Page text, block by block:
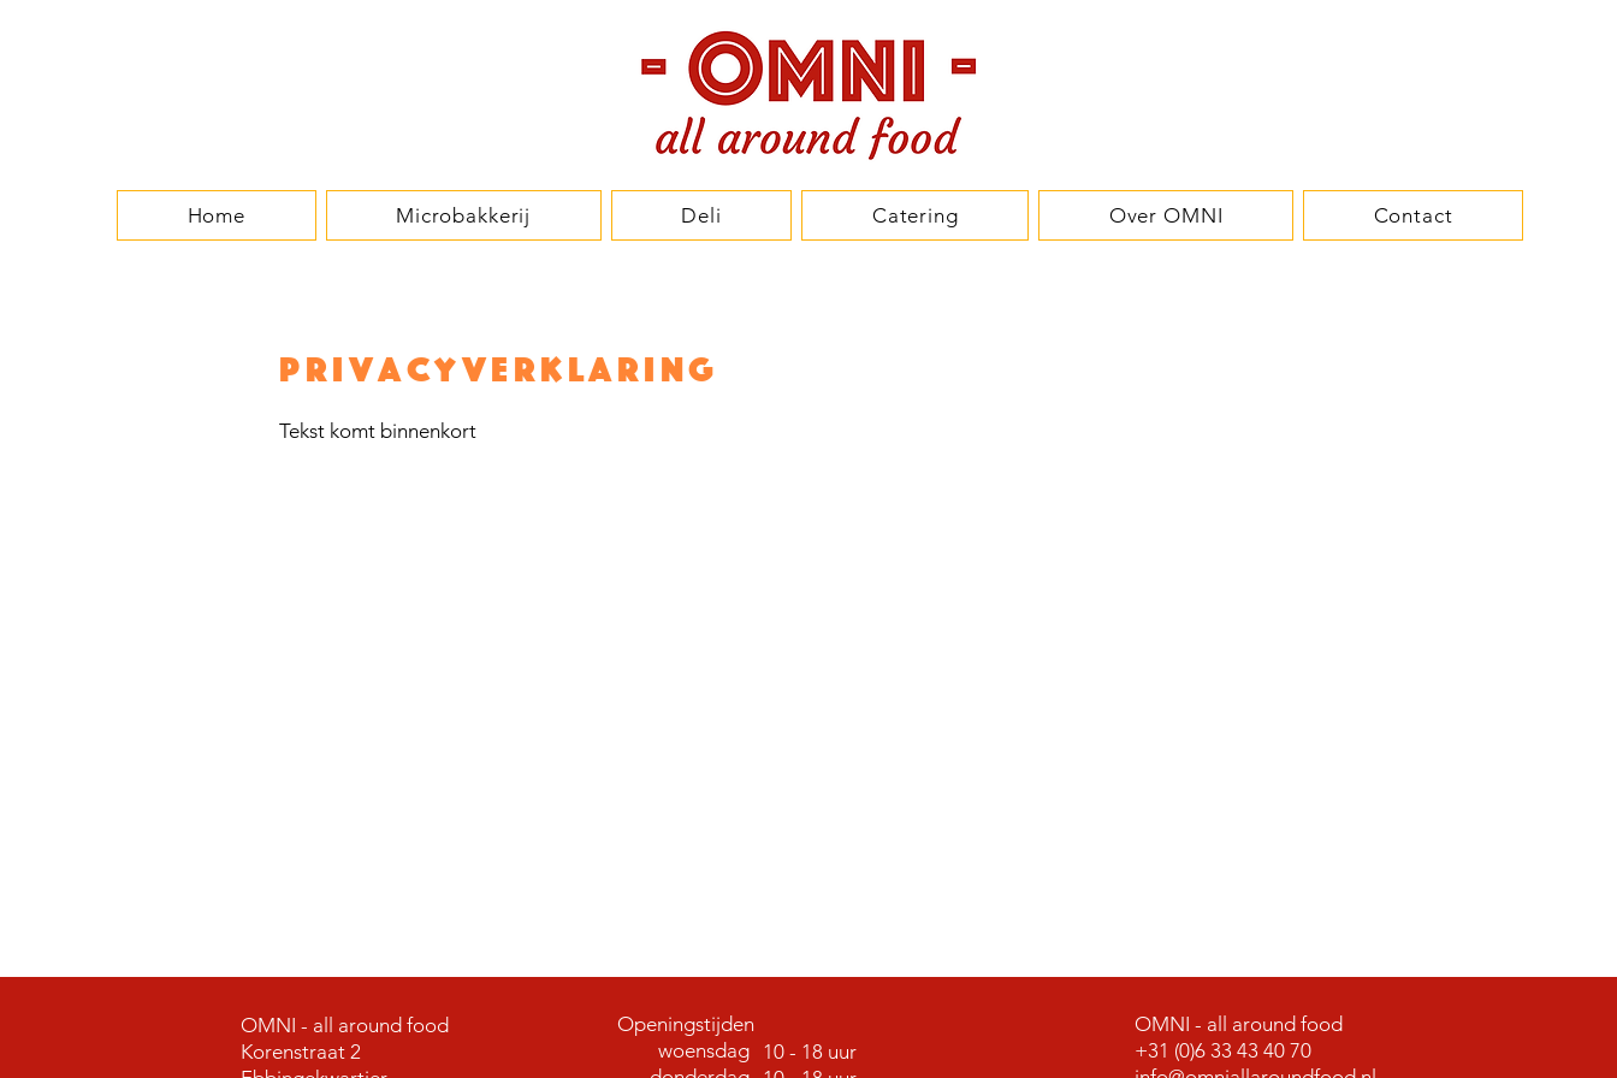
Home Microbakkerij Deli Catering Over OMNI Contact
Privacyverklaring
Tekst komt binnenkort
OMNI - all around food
Korenstraat 2
Openingstijden
woensdag 10 - 18 uur
OMNI - all around food
+31 (0)6 33 43 40 70